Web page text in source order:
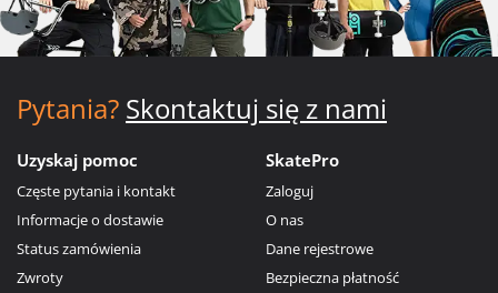
Pytania? Skontaktuj się z nami
Uzyskaj pomoc
Częste pytania i kontakt
Informacje o dostawie
Status zamówienia
Zwroty
SkatePro
Zaloguj
O nas
Dane rejestrowe
Bezpieczna płatność